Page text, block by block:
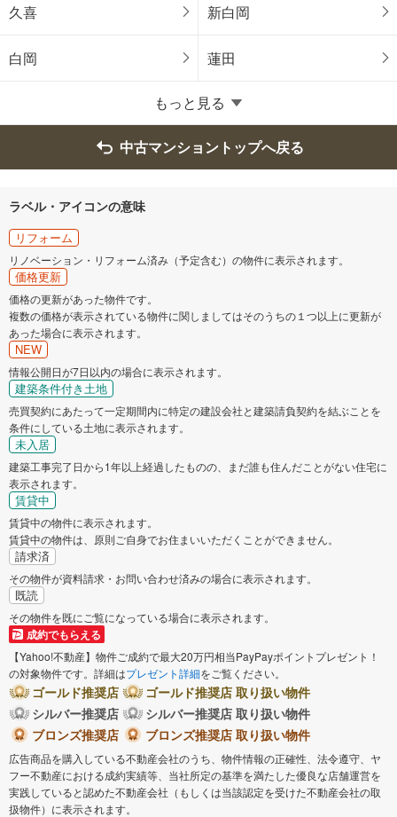
本庄市 東松山市
狭山市
深谷市
越谷市
戸田市
朝霞市 志木市
和光市 新座市
桶川市 久喜市
北本市 八潮市
富士見市
蓮田市
幸手市
吉川市 ふじみ野市
白岡市 北足立郡伊奈町
入間郡三芳町 南埼玉郡宮代町
北葛飾郡杉戸町
久喜 新白岡
白岡 蓮田
もっと見る
中古マンショントップへ戻る
ラベル・アイコンの意味
リフォーム
リノベーション・リフォーム済み（予定含む）の物件に表示されます。
価格更新
価格の更新があった物件です。
複数の価格が表示されている物件に関しましてはそのうちの１つ以上に更新が
あった場合に表示されます。
NEW
情報公開日が7日以内の場合に表示されます。
建築条件付き土地
売買契約にあたって一定期間内に特定の建設会社と建築請負契約を結ぶことを
条件にしている土地に表示されます。
未入居
建築工事完了日から1年以上経過したものの、まだ誰も住んだことがない住宅に
表示されます。
賃貸中
賃貸中の物件に表示されます。
賃貸中の物件は、原則ご自身でお住まいいただくことができません。
請求済
その物件が資料請求・お問い合わせ済みの場合に表示されます。
既読
その物件を既にご覧になっている場合に表示されます。
成約でもらえる
【Yahoo!不動産】物件ご成約で最大20万円相当PayPayポイントプレゼント！
の対象物件です。詳細はプレゼント詳細をご覧ください。
ゴールド推奨店
ゴールド推奨店 取り扱い物件
シルバー推奨店
シルバー推奨店 取り扱い物件
ブロンズ推奨店
ブロンズ推奨店 取り扱い物件
広告商品を購入している不動産会社のうち、物件情報の正確性、法令遵守、ヤ
フー不動産における成約実績等、当社所定の基準を満たした優良な店舗運営を
実践していると認めた不動産会社（もしくは当該認定を受けた不動産会社の取
扱物件）に表示されます。